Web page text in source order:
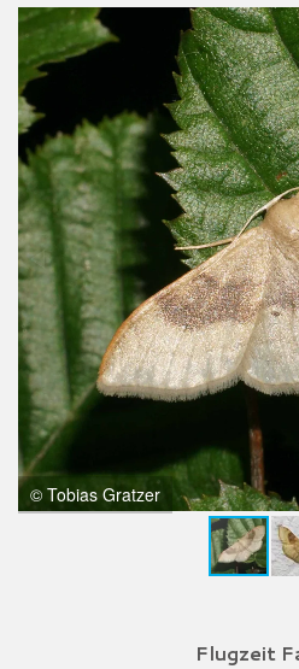
© Tobias Gratzer
Flugzeit